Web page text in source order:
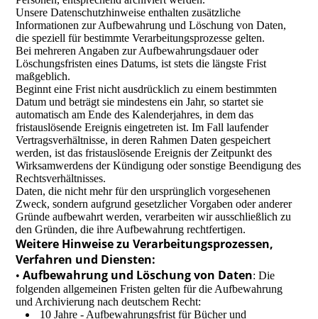
Unsere Datenschutzhinweise enthalten zusätzliche
Informationen zur Aufbewahrung und Löschung von Daten,
die speziell für bestimmte Verarbeitungsprozesse gelten.
Bei mehreren Angaben zur Aufbewahrungsdauer oder
Löschungsfristen eines Datums, ist stets die längste Frist
maßgeblich.
Beginnt eine Frist nicht ausdrücklich zu einem bestimmten
Datum und beträgt sie mindestens ein Jahr, so startet sie
automatisch am Ende des Kalenderjahres, in dem das
fristauslösende Ereignis eingetreten ist. Im Fall laufender
Vertragsverhältnisse, in deren Rahmen Daten gespeichert
werden, ist das fristauslösende Ereignis der Zeitpunkt des
Wirksamwerdens der Kündigung oder sonstige Beendigung des
Rechtsverhältnisses.
Daten, die nicht mehr für den ursprünglich vorgesehenen
Zweck, sondern aufgrund gesetzlicher Vorgaben oder anderer
Gründe aufbewahrt werden, verarbeiten wir ausschließlich zu
den Gründen, die ihre Aufbewahrung rechtfertigen.
Weitere Hinweise zu Verarbeitungsprozessen,
Verfahren und Diensten:
•Aufbewahrung und Löschung von Daten: Die
folgenden allgemeinen Fristen gelten für die Aufbewahrung
und Archivierung nach deutschem Recht:
10 Jahre - Aufbewahrungsfrist für Bücher und